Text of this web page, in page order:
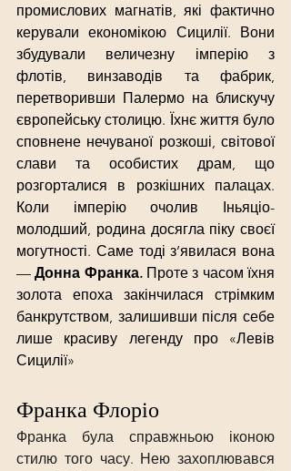
промислових магнатів, які фактично
керували економікою Сицилії. Вони
збудували величезну імперію з
флотів, винзаводів та фабрик,
перетворивши Палермо на блискучу
європейську столицю. Їхнє життя було
сповнене нечуваної розкоші, світової
слави та особистих драм, що
розгорталися в розкішних палацах.
Коли імперію очолив Іньяціо-
молодший, родина досягла піку своєї
могутності. Саме тоді з’явилася вона
— Донна Франка. Проте з часом їхня
золота епоха закінчилася стрімким
банкрутством, залишивши після себе
лише красиву легенду про «Левів
Сицилії»
Франка Флоріо
Франка була справжньою іконою
стилю того часу. Нею захоплювався